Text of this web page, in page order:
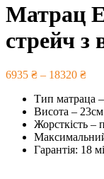
Матрац
стрейч з
6935 ₴ – 18320 ₴
Тип матраца
Висота – 23см
Жорсткість –
Гарантія: 18